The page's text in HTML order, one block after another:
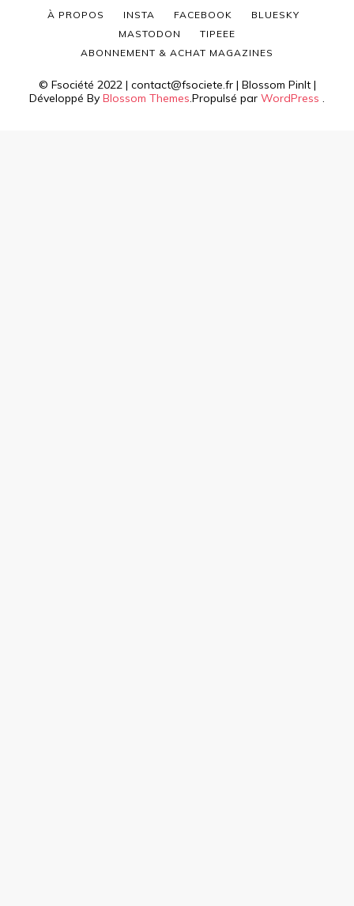
© Fsociété 2022 | contact@fsociete.fr | Blossom PinIt |
Développé By Blossom Themes.Propulsé par WordPress .
À PROPOS INSTA FACEBOOK
BLUESKY
MASTODON
TIPEEE
ABONNEMENT & ACHAT MAGAZINES